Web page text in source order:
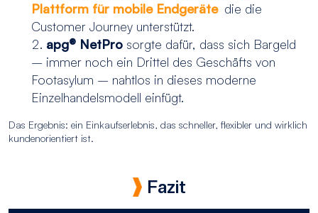
Plattform für mobile Endgeräte die die
Customer Journey unterstützt.
apg® NetPro sorgte dafür, dass sich Bargeld
– immer noch ein Drittel des Geschäfts von
Footasylum – nahtlos in dieses moderne
Einzelhandelsmodell einfügt.
Das Ergebnis: ein Einkaufserlebnis, das schneller, flexibler und wirklich
kundenorientiert ist.
Fazit